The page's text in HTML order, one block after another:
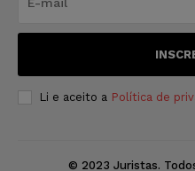
Li e aceito a Política de
© 2023 Juristas.